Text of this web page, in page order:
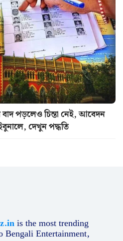
পড়লেও চিন্তা নেই, আবেদন
দেখুন পদ্ধতি
is the most trending
Bengali Entertainment,